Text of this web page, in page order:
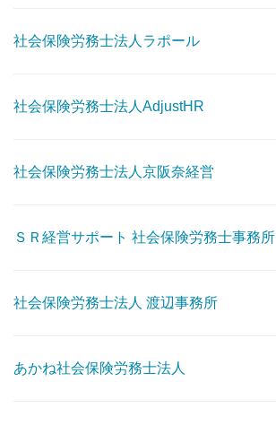
社会保険労務士法人ラポール
社会保険労務士法人AdjustHR
社会保険労務士法人京阪奈経営
ＳＲ経営サポート 社会保険労務士事務所
社会保険労務士法人 渡辺事務所
あかね社会保険労務士法人